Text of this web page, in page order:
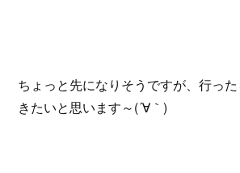
ちょっと先になりそうですが、行っ
きたいと思います～(´∀｀)